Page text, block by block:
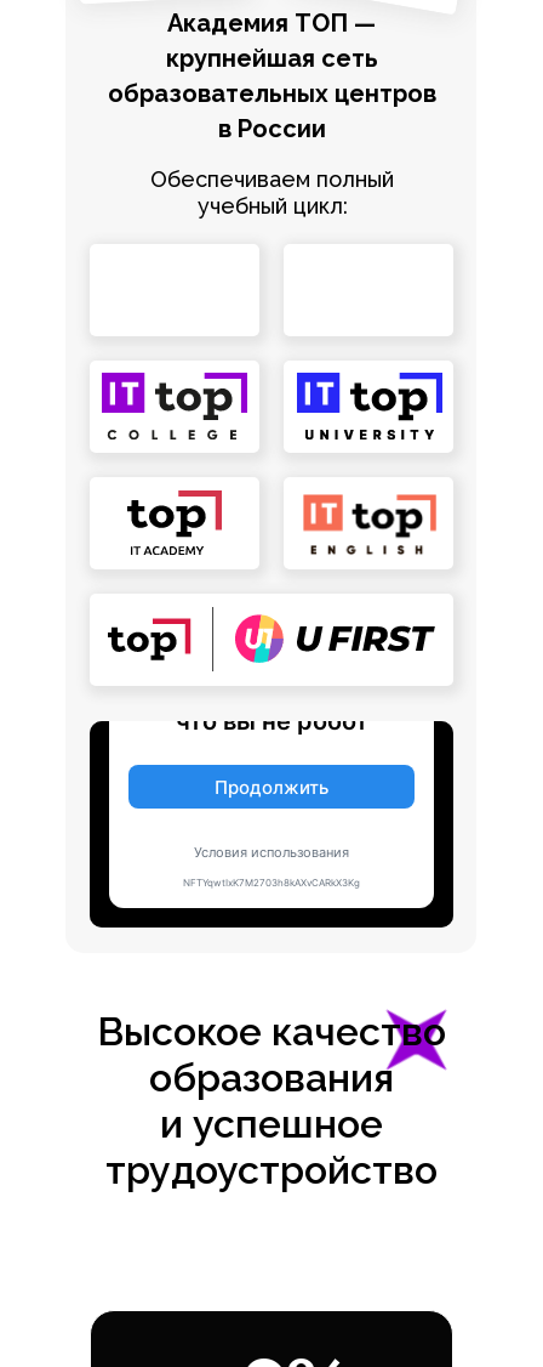
Академия ТОП —
крупнейшая сеть
образовательных центров
в России
Обеспечиваем полный
учебный цикл:
Высокое качество
образования
и успешное
трудоустройство